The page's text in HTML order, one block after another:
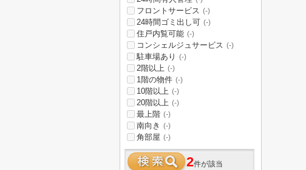
フロントサービス (-)
24時間ゴミ出し可 (-)
住戸内覧可能 (-)
コンシェルジュサービス (-)
駐車場あり (-)
2階以上 (-)
1階の物件 (-)
10階以上 (-)
20階以上 (-)
最上階 (-)
南向き (-)
角部屋 (-)
2件が該当